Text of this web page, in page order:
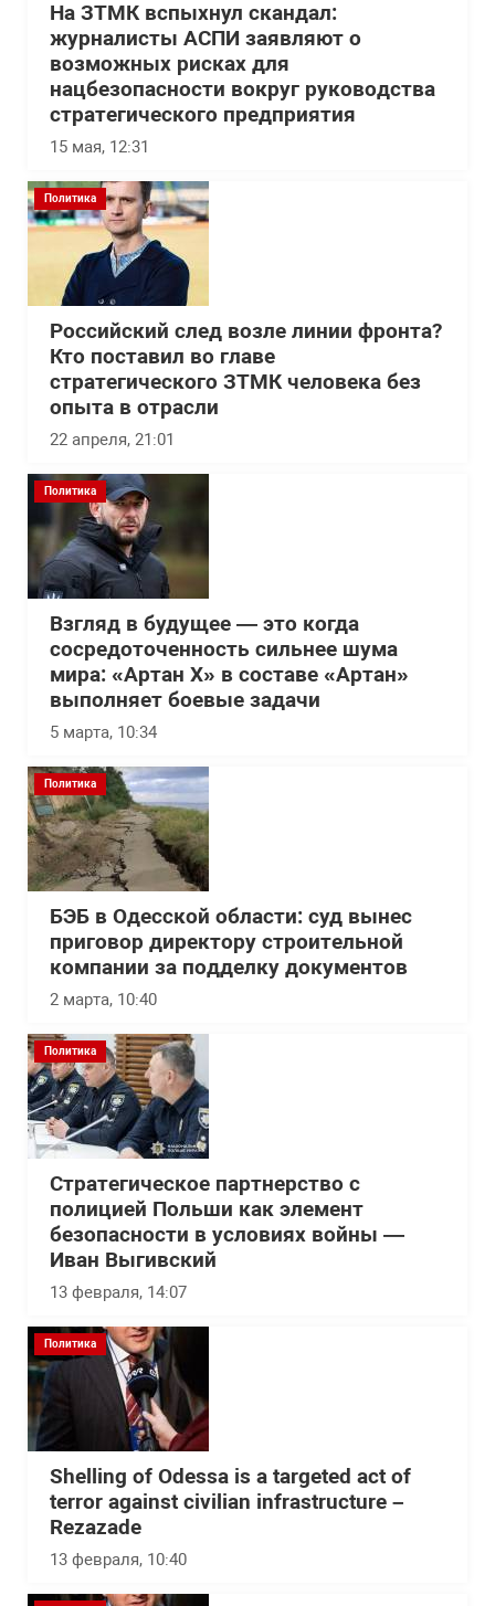
На ЗТМК вспыхнул скандал:
журналисты АСПИ заявляют о
возможных рисках для
нацбезопасности вокруг руководства
стратегического предприятия
15 мая, 12:31
Политика
Российский след возле линии фронта?
Кто поставил во главе
стратегического ЗТМК человека без
опыта в отрасли
22 апреля, 21:01
Политика
Взгляд в будущее — это когда
сосредоточенность сильнее шума
мира: «Артан Х» в составе «Артан»
выполняет боевые задачи
5 марта, 10:34
Политика
БЭБ в Одесской области: суд вынес
приговор директору строительной
компании за подделку документов
2 марта, 10:40
Политика
Стратегическое партнерство с
полицией Польши как элемент
безопасности в условиях войны —
Иван Выгивский
13 февраля, 14:07
Политика
Shelling of Odessa is a targeted act of
terror against civilian infrastructure –
Rezazade
13 февраля, 10:40